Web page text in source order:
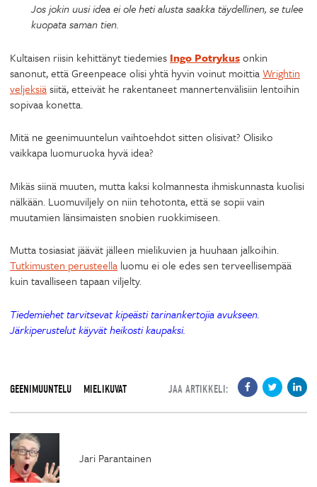
Jos jokin uusi idea ei ole heti alusta saakka täydellinen, se tulee
kuopata saman tien.
Kultaisen riisin kehittänyt tiedemies Ingo Potrykusonkin
sanonut, että Greenpeace olisi yhtä hyvin voinut moittiaWrightin
veljeksiäsiitä, etteivät he rakentaneet mannertenvälisiin lentoihin
sopivaa konetta.
Mitä ne geenimuuntelun vaihtoehdot sitten olisivat? Olisiko
vaikkapa luomuruoka hyvä idea?
Mikäs siinä muuten, mutta kaksi kolmannesta ihmiskunnasta kuolisi
nälkään. Luomuviljely on niin tehotonta, että se sopii vain
muutamien länsimaisten snobien ruokkimiseen.
Mutta tosiasiat jäävät jälleen mielikuvien ja huuhaan jalkoihin.
Tutkimusten perusteella luomu ei ole edes sen terveellisempää
kuin tavalliseen tapaan viljelty.
Tiedemiehet tarvitsevat kipeästi tarinankertojia avukseen.
Järkiperustelut käyvät heikosti kaupaksi.
GEENIMUUNTELU MIELIKUVAT JAA ARTIKKELI:
Jari Parantainen